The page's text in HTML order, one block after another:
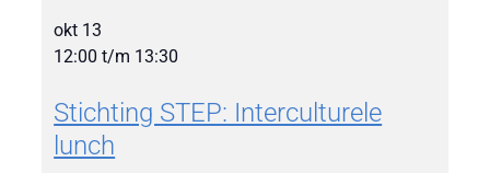
okt 13
12:00 t/m 13:30
Stichting STEP: Interculturele
lunch